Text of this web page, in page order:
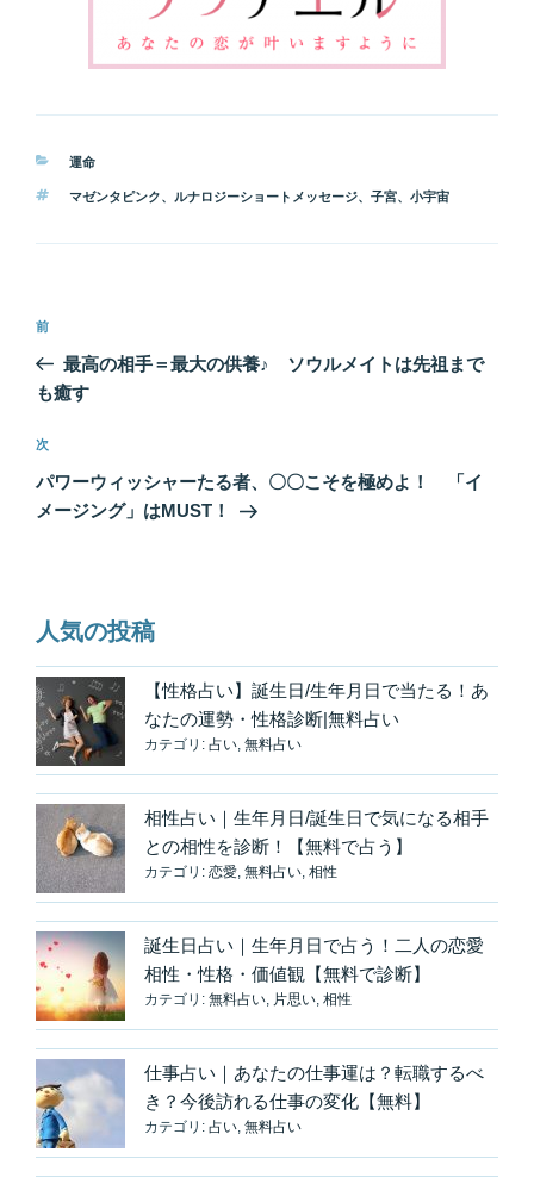
カ
ゴ
ー
運命
タ
マゼンタピンク、 ルナロジーショートメッセージ、 子宮、 小宇宙
投
ナ
ゲ
ー
シ
前
の
投
前
最高の相手＝最大の供養♪ ソウルメイトは先祖まで
も癒す
次
の
投
次
パワーウィッシャーたる者、〇〇こそを極めよ！ 「イ
メージング」はMUST！
人気の投稿
【性格占い】誕生日/生年月日で当たる！あ
なたの運勢・性格診断|無料占い
カテゴリ: 占い 無料占い
相性占い｜生年月日/誕生日で気になる相手
との相性を診断！【無料で占う】
カテゴリ: 恋愛 無料占い 相性
誕生日占い｜生年月日で占う！二人の恋愛
相性・性格・価値観【無料で診断】
カテゴリ: 無料占い 片思い 相性
仕事占い｜あなたの仕事運は？転職するべ
き？今後訪れる仕事の変化【無料】
カテゴリ: 占い 無料占い